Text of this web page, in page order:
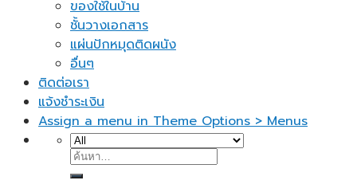
ของใช้ในบ้าน
ชั้นวางเอกสาร
แผ่นปักหมุดติดผนัง
อื่นๆ
ติดต่อเรา
แจ้งชำระเงิน
Assign a menu in Theme Options > Menus
ค้นหา: